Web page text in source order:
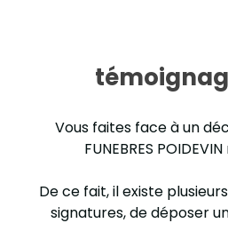
Vous faites face à un
FUNEBRES
De ce fait, il existe
signatures, de déposer